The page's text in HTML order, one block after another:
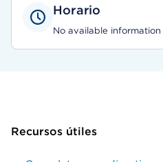
Horario
No available
Recursos útiles